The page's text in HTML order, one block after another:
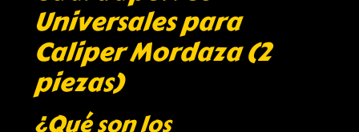
Universales para
Caliper Mordaza (2
piezas)
¿Qué son los